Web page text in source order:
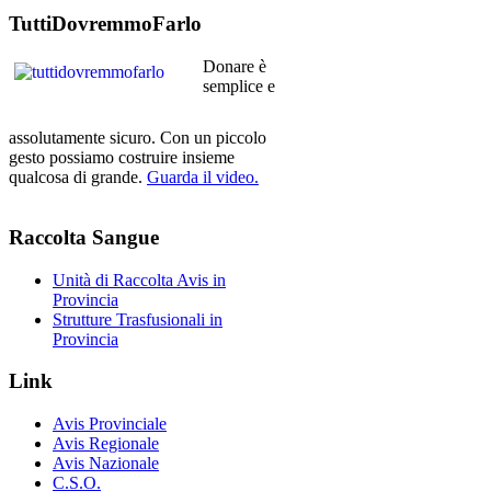
TuttiDovremmoFarlo
Donare è
semplice e
assolutamente sicuro. Con un piccolo
gesto possiamo costruire insieme
qualcosa di grande. Guarda il video.
Raccolta Sangue
Unità di Raccolta Avis in
Provincia
Strutture Trasfusionali in
Provincia
Link
Avis Provinciale
Avis Regionale
Avis Nazionale
C.S.O.